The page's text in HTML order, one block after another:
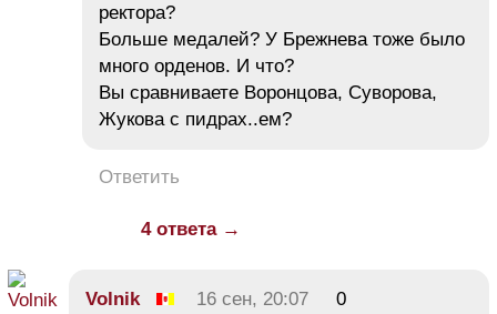
ректора?
Больше медалей? У Брежнева тоже было
много орденов. И что?
Вы сравниваете Воронцова, Суворова,
Жукова с пидрах..ем?
Ответить
4 ответа →
Volnik 16 сен, 20:07
0